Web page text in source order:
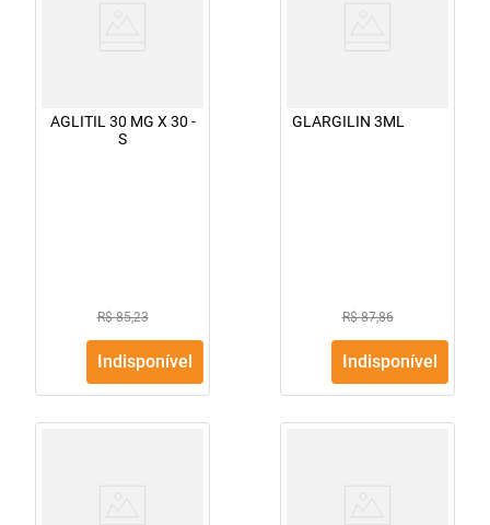
AGLITIL 30 MG X 30 -
S
R$ 85,23
Indisponível
GLARGILIN 3ML
R$ 87,86
Indisponível